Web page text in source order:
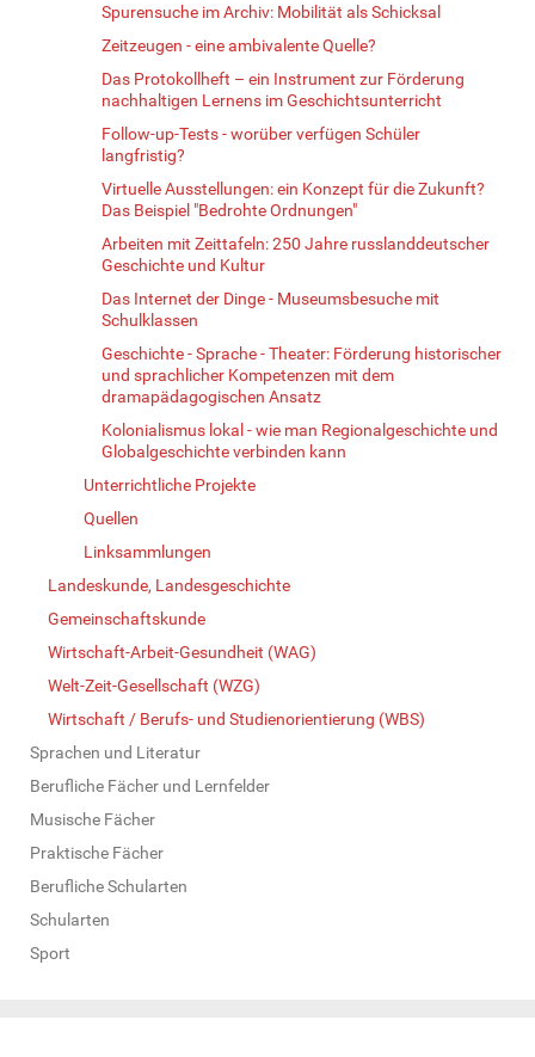
Spurensuche im Archiv: Mobilität als Schicksal
Zeitzeugen - eine ambivalente Quelle?
Das Protokollheft – ein Instrument zur Förderung
nachhaltigen Lernens im Geschichtsunterricht
Follow-up-Tests - worüber verfügen Schüler
langfristig?
Virtuelle Ausstellungen: ein Konzept für die Zukunft?
Das Beispiel "Bedrohte Ordnungen"
Arbeiten mit Zeittafeln: 250 Jahre russlanddeutscher
Geschichte und Kultur
Das Internet der Dinge - Museumsbesuche mit
Schulklassen
Geschichte - Sprache - Theater: Förderung historischer
und sprachlicher Kompetenzen mit dem
dramapädagogischen Ansatz
Kolonialismus lokal - wie man Regionalgeschichte und
Globalgeschichte verbinden kann
Unterrichtliche Projekte
Quellen
Linksammlungen
Landeskunde, Landesgeschichte
Gemeinschaftskunde
Wirtschaft-Arbeit-Gesundheit (WAG)
Welt-Zeit-Gesellschaft (WZG)
Wirtschaft / Berufs- und Studienorientierung (WBS)
Sprachen und Literatur
Berufliche Fächer und Lernfelder
Musische Fächer
Praktische Fächer
Berufliche Schularten
Schularten
Sport